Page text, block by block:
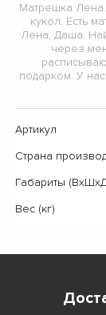
Матрешка
кукол. Есть
Лена, Даша.
через
подарком. У
Артикул
Страна
Габариты
Вес (кг)